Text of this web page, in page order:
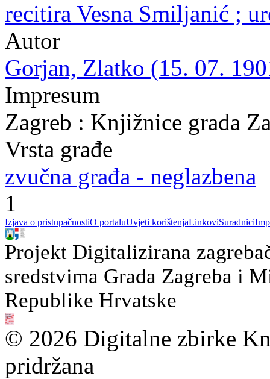
recitira Vesna Smiljanić ;
Autor
Gorjan, Zlatko (15. 07.
Impresum
Zagreb : Knjižnice grada
Vrsta građe
zvučna građa - neglazbena
1
Izjava o pristupačnostiO portaluUvjeti korištenjaLinkoviSuradnici
Projekt Digitalizirana
sredstvima Grada Zagreba i
Republike Hrvatske
© 2026 Digitalne zbirke
pridržana